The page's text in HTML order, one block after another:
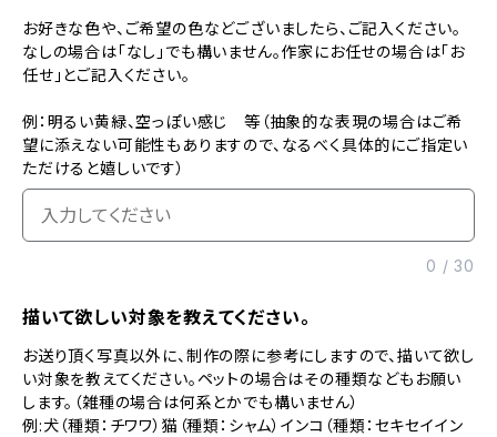
お好きな色や、ご希望の色などございましたら、ご記入ください。
なしの場合は「なし」でも構いません。作家にお任せの場合は「お
任せ」とご記入ください。
例：明るい黄緑、空っぽい感じ 等（抽象的な表現の場合はご希
望に添えない可能性もありますので、なるべく具体的にご指定い
ただけると嬉しいです）
0 /30
描いて欲しい対象を教えてください。
お送り頂く写真以外に、制作の際に参考にしますので、描いて欲し
い対象を教えてください。ペットの場合はその種類などもお願い
します。（雑種の場合は何系とかでも構いません）
例:犬（種類：チワワ）猫（種類：シャム）インコ（種類：セキセイイン